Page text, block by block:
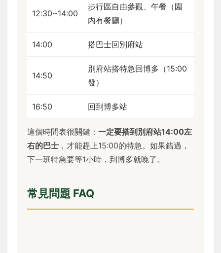
12:30~14:00
步行區自由參觀、午餐（園
內有餐廳）
14:00 搭巴士回別府站
14:50
別府站搭特急回博多（15:00
發）
16:50 回到博多站
這個時間表很關鍵： 一定要搭到別府站14:00左
右的巴士 ，才能趕上15:00的特急。如果錯過，
下一班特急要等1小時，到博多就晚了。
常見問題 FAQ